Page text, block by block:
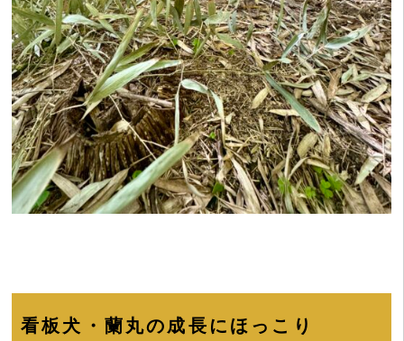
看板犬・蘭丸の成長にほっこり